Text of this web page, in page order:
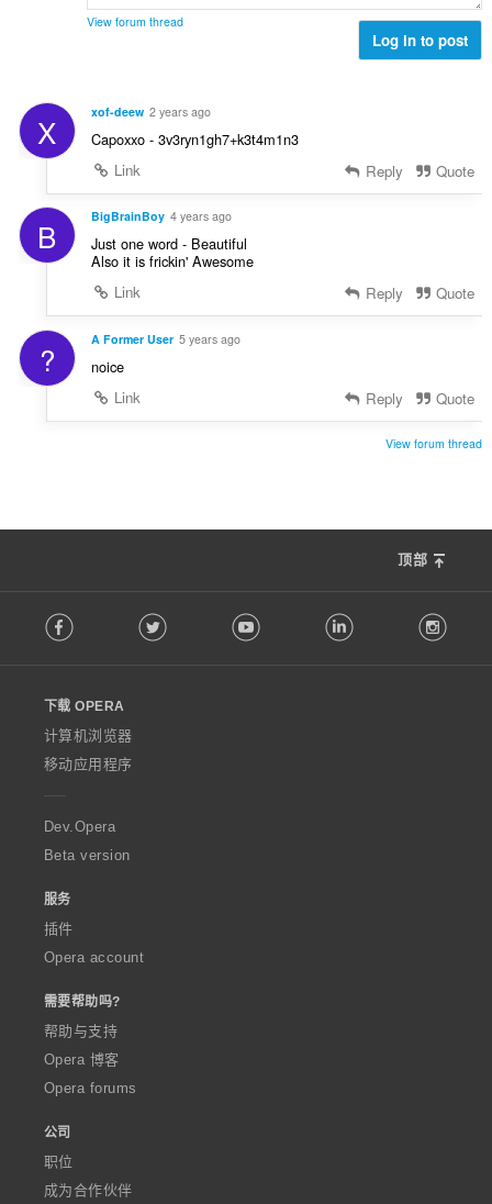
View forum thread
Log in to post
X xof-deew 2 years ago
Capoxxo - 3v3ryn1gh7+k3t4m1n3
Link
Reply Quote
B BigBrainBoy 4 years ago
Just one word - Beautiful
Also it is frickin' Awesome
Link
Reply Quote
? A Former User 5 years ago
noice
Link
Reply Quote
View forum thread
顶部
o
w
O
p
e
a
Facebook Twitter Youtube LinkedIn
下载 OPERA
计算机浏览器
移动应用程序
Dev.Opera
Beta version
服务
插件
Opera account
需要帮助吗?
帮助与支持
Opera 博客
Opera forums
公司
职位
成为合作伙伴